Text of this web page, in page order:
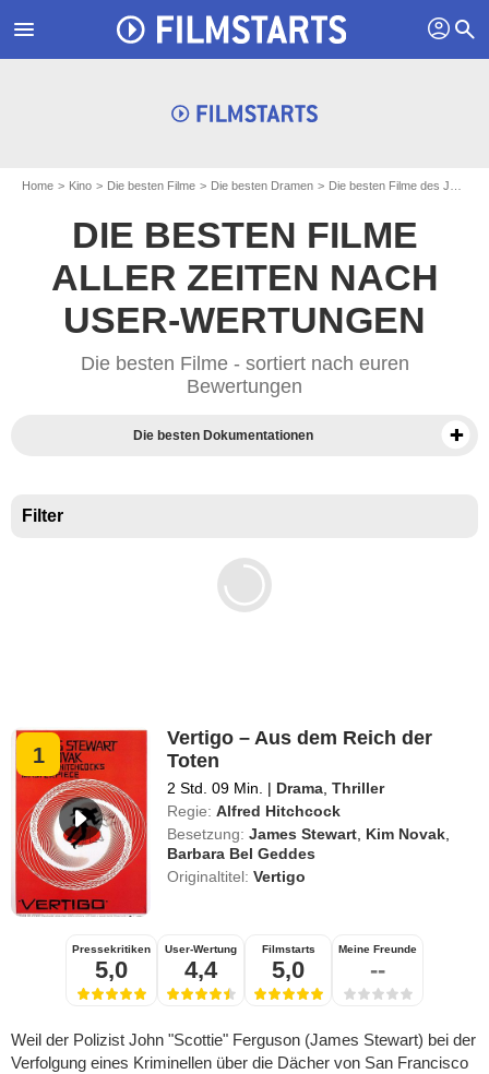
menu profil search
Home Kino Die besten Filme Die besten Dramen Die besten Filme des Jahres 1958
DIE BESTEN FILME
ALLER ZEITEN NACH
USER-WERTUNGEN
Die besten Filme - sortiert nach euren
Bewertungen
Die besten Dokumentationen
Filter
1
Vertigo – Aus dem Reich der
Toten
2 Std. 09 Min. | Drama ,Thriller
Regie: Alfred Hitchcock
Besetzung: James Stewart Kim Novak
Barbara Bel Geddes
Originaltitel:Vertigo
Pressekritiken
5,0
User-Wertung
4,4
Filmstarts
5,0
Meine Freunde
--
Weil der Polizist John "Scottie" Ferguson (James Stewart) bei der
Verfolgung eines Kriminellen über die Dächer von San Francisco